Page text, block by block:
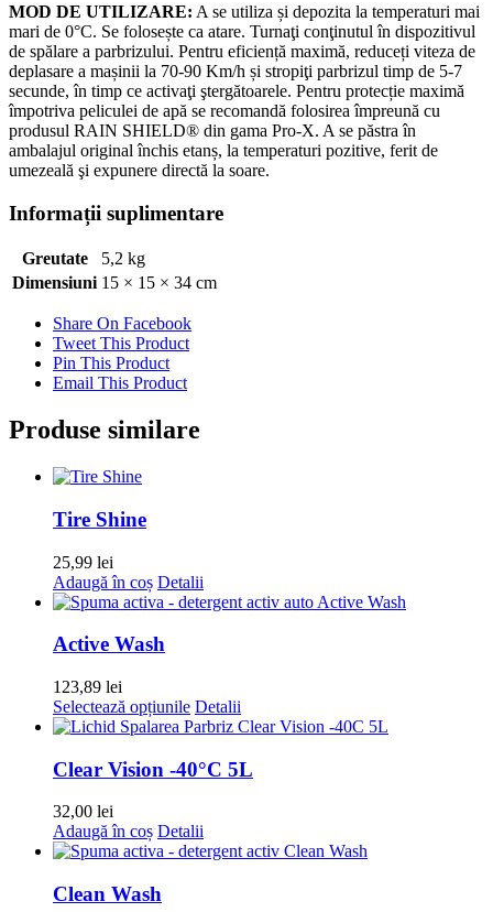
MOD DE UTILIZARE: A se utiliza și depozita la temperaturi mai
mari de 0°C. Se folosește ca atare. Turnaţi conţinutul în dispozitivul
de spălare a parbrizului. Pentru eficiență maximă, reduceți viteza de
deplasare a mașinii la 70-90 Km/h și stropiţi parbrizul timp de 5-7
secunde, în timp ce activaţi ştergătoarele. Pentru protecție maximă
împotriva peliculei de apă se recomandă folosirea împreună cu
produsul RAIN SHIELD® din gama Pro-X. A se păstra în
ambalajul original închis etanș, la temperaturi pozitive, ferit de
umezeală şi expunere directă la soare.
Informații suplimentare
Greutate
5,2 kg
Dimensiuni 15 × 15 × 34 cm
Share On Facebook
Tweet This Product
Pin This Product
Email This Product
Produse similare
Tire Shine
25,99 lei
Adaugă în coș Detalii
Active Wash
123,89 lei
Selectează opțiunile Acest
produs
mai
multe
Opțiunile
pot
fi
Detalii
Clear Vision -40°C 5L
32,00 lei
Adaugă în coș Detalii
Clean Wash